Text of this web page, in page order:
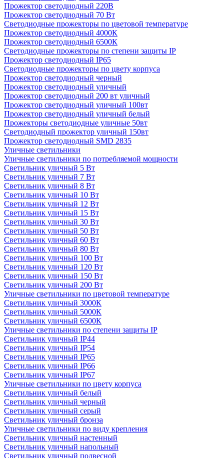
Прожектор светодиодный 220В
Прожектор светодиодный 70 Вт
Светодиодные прожекторы по цветовой температуре
Прожектор светодиодный 4000К
Прожектор светодиодный 6500К
Светодиодные прожекторы по степени защиты IP
Прожектор светодиодный IP65
Светодиодные прожекторы по цвету корпуса
Прожектор светодиодный черный
Прожектор светодиодный уличный
Прожектор светодиодный 200 вт уличный
Прожектор светодиодный уличный 100вт
Прожектор светодиодный уличный белый
Прожекторы светодиодные уличные 50вт
Светодиодный прожектор уличный 150вт
Прожектор светодиодный SMD 2835
Уличные светильники
Уличные светильники по потребляемой мощности
Светильник уличный 5 Вт
Светильник уличный 7 Вт
Светильник уличный 8 Вт
Светильник уличный 10 Вт
Светильник уличный 12 Вт
Светильник уличный 15 Вт
Светильник уличный 30 Вт
Светильник уличный 50 Вт
Светильник уличный 60 Вт
Светильник уличный 80 Вт
Светильник уличный 100 Вт
Светильник уличный 120 Вт
Светильник уличный 150 Вт
Светильник уличный 200 Вт
Уличные светильники по цветовой температуре
Cветильник уличный 3000К
Cветильник уличный 5000К
Cветильник уличный 6500К
Уличные светильники по степени защиты IP
Светильник уличный IP44
Светильник уличный IP54
Светильник уличный IP65
Светильник уличный IP66
Светильник уличный IP67
Уличные светильники по цвету корпуса
Светильник уличный белый
Светильник уличный черный
Светильник уличный серый
Светильник уличный бронза
Уличные светильники по виду крепления
Светильник уличный настенный
Светильник уличный напольный
Светильник уличный подвесной